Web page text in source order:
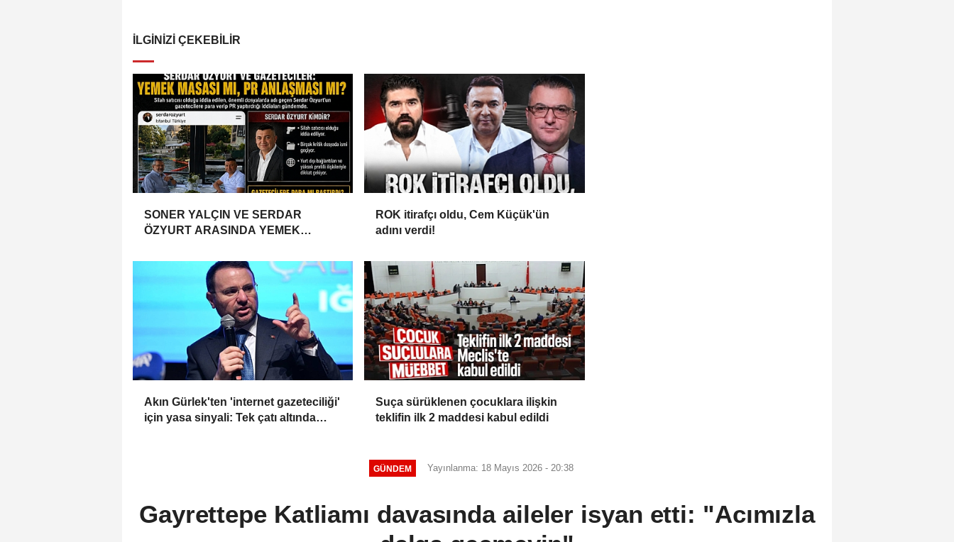
İLGINIZI ÇEKEBILIR
SONER YALÇIN VE SERDAR
ÖZYURT ARASINDA YEMEK
ROK itirafçı oldu, Cem Küçük'ün
adını verdi!
Akın Gürlek'ten 'internet gazeteciliği'
için yasa sinyali: Tek çatı altında
Suça sürüklenen çocuklara ilişkin
teklifin ilk 2 maddesi kabul edildi
GÜNDEM Yayınlanma: 18 Mayıs 2026 - 20:38
Gayrettepe Katliamı davasında aileler isyan etti: "Acımızla